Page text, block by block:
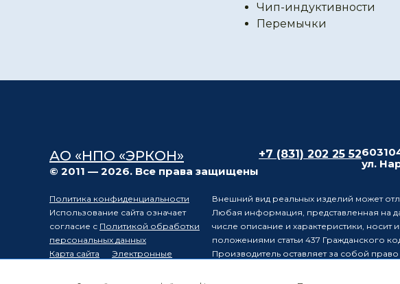
Чип-индуктивности
Перемычки
АО «НПО «ЭРКОН»
© 2011 — 2026. Все права защищены
+7 (831) 202 25 52
ул.
Политика конфиденциальности
Использование сайта означает
согласие с Политикой обработки
персональных данных
Карта сайта
Электронные
Внешний вид реальных изделий может
Любая информация, представленная на
числе описание и характеристики,
положениями статьи 437 Гражданского
Производитель оставляет за собой